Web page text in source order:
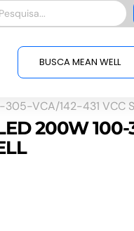
BUSCA MEAN WELL
VCA/142-431 VCC
200W 100-